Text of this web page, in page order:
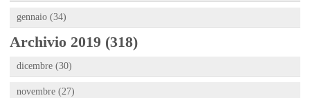
gennaio (34)
Archivio 2019 (318)
dicembre (30)
novembre (27)